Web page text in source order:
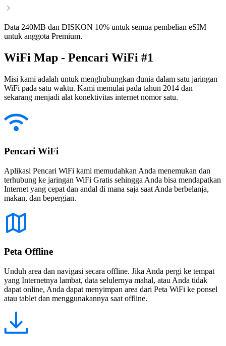
Data 240MB dan DISKON 10% untuk semua pembelian eSIM
untuk anggota Premium.
WiFi Map - Pencari WiFi #1
Misi kami adalah untuk menghubungkan dunia dalam satu jaringan
WiFi pada satu waktu. Kami memulai pada tahun 2014 dan
sekarang menjadi alat konektivitas internet nomor satu.
Pencari WiFi
Aplikasi Pencari WiFi kami memudahkan Anda menemukan dan
terhubung ke jaringan WiFi Gratis sehingga Anda bisa mendapatkan
Internet yang cepat dan andal di mana saja saat Anda berbelanja,
makan, dan bepergian.
Peta Offline
Unduh area dan navigasi secara offline. Jika Anda pergi ke tempat
yang Internetnya lambat, data selulernya mahal, atau Anda tidak
dapat online, Anda dapat menyimpan area dari Peta WiFi ke ponsel
atau tablet dan menggunakannya saat offline.